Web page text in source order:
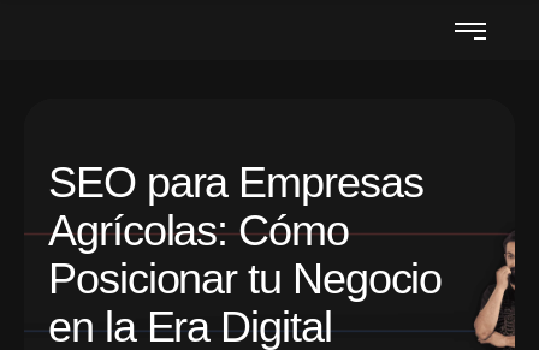
SEO para Empresas
Agrícolas: Cómo
Posicionar tu Negocio
en la Era Digital